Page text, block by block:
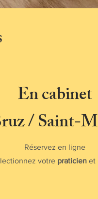
En cabinet
/ Saint-
Réservez en ligne
votre praticien et